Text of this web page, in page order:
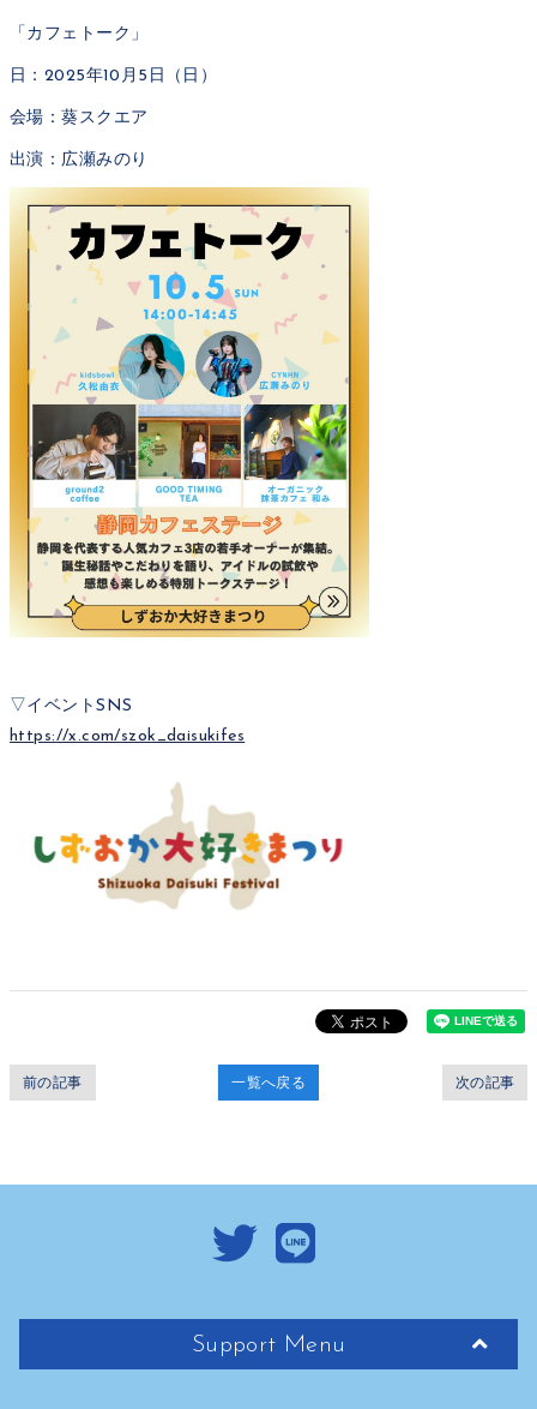
「カフェトーク」
日：2025年10月5日（日）
会場：葵スクエア
出演：広瀬みのり
▽イベントSNS
https://x.com/szok_daisukifes
次の記事
一覧へ戻る
前の記事
Support Menu